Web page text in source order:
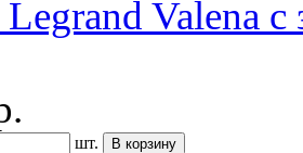
Legrand Valena
шт.